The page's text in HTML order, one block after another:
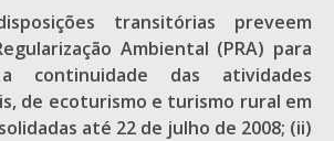
transitórias preveem
Ambiental (PRA) para
continuidade das atividades
de ecoturismo e turismo rural em
até 22 de julho de 2008; (ii)